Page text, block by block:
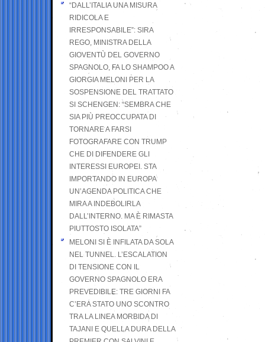
“DALL’ITALIA UNA MISURA
RIDICOLA E
IRRESPONSABILE”: SIRA
REGO, MINISTRA DELLA
GIOVENTÙ DEL GOVERNO
SPAGNOLO, FA LO SHAMPOO A
GIORGIA MELONI PER LA
SOSPENSIONE DEL TRATTATO
SI SCHENGEN: “SEMBRA CHE
SIA PIÙ PREOCCUPATA DI
TORNARE A FARSI
FOTOGRAFARE CON TRUMP
CHE DI DIFENDERE GLI
INTERESSI EUROPEI. STA
IMPORTANDO IN EUROPA
UN’AGENDA POLITICA CHE
MIRA A INDEBOLIRLA
DALL’INTERNO. MA È RIMASTA
PIUTTOSTO ISOLATA”
MELONI SI È INFILATA DA SOLA
NEL TUNNEL. L’ESCALATION
DI TENSIONE CON IL
GOVERNO SPAGNOLO ERA
PREVEDIBILE: TRE GIORNI FA
C’ERA STATO UNO SCONTRO
TRA LA LINEA MORBIDA DI
TAJANI E QUELLA DURA DELLA